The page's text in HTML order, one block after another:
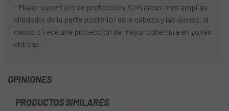
- Mayor superficie de protección: Con áreas más amplias
alrededor de la parte posterior de la cabeza y las sienes, el
casco ofrece una protección de mayor cobertura en zonas
críticas.
OPINIONES
PRODUCTOS SIMILARES